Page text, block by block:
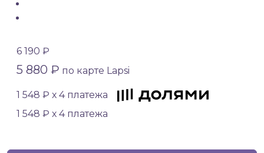
6 190 ₽
5 880 ₽ по карте Lapsi
1 548 ₽ х 4 платежа
1 548 ₽ х 4 платежа